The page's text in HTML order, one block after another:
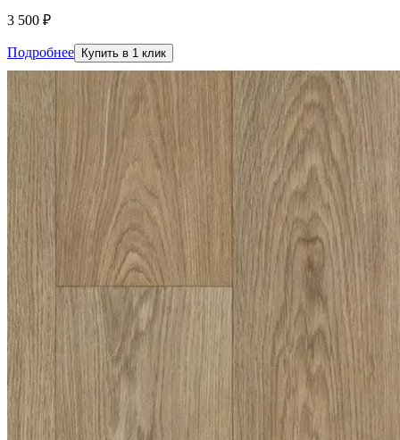
3 500 ₽
Подробнее Купить в 1 клик